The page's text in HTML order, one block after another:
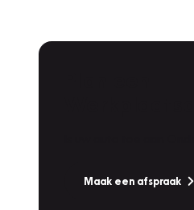
Maak een afspraak